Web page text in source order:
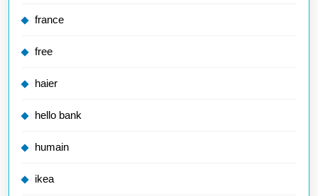
france
free
haier
hello bank
humain
ikea